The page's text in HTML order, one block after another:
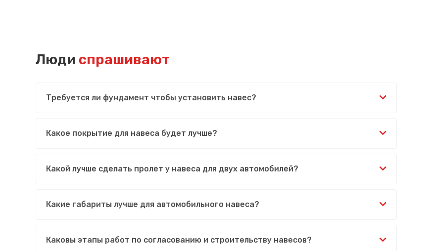
Люди спрашивают
Требуется ли фундамент чтобы установить навес?
Какое покрытие для навеса будет лучше?
Какой лучше сделать пролет у навеса для двух автомобилей?
Какие габариты лучше для автомобильного навеса?
Каковы этапы работ по согласованию и строительству навесов?
Спасибо за обращение, наш специалист свяжется с Вами.